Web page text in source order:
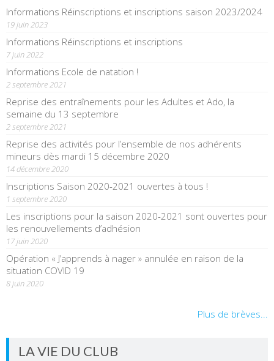
Informations Réinscriptions et inscriptions saison 2023/2024
19 juin 2023
Informations Réinscriptions et inscriptions
7 juin 2022
Informations Ecole de natation !
2 septembre 2021
Reprise des entraînements pour les Adultes et Ado, la
semaine du 13 septembre
2 septembre 2021
Reprise des activités pour l’ensemble de nos adhérents
mineurs dès mardi 15 décembre 2020
14 décembre 2020
Inscriptions Saison 2020-2021 ouvertes à tous !
1 septembre 2020
Les inscriptions pour la saison 2020-2021 sont ouvertes pour
les renouvellements d’adhésion
17 juin 2020
Opération « J’apprends à nager » annulée en raison de la
situation COVID 19
8 juin 2020
Plus de brèves...
LA VIE DU CLUB